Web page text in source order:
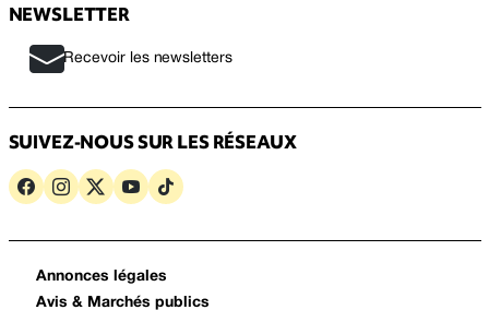
NEWSLETTER
Recevoir les newsletters
SUIVEZ-NOUS SUR LES RÉSEAUX
Annonces légales
Avis & Marchés publics